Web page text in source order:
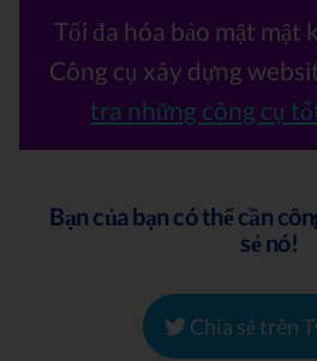
Tối đa hóa bảo mật mật
Công cụ xây dựng
tra những công cụ
Bạn của bạn có thể cần
sẻ nó!
Chia sẻ trên